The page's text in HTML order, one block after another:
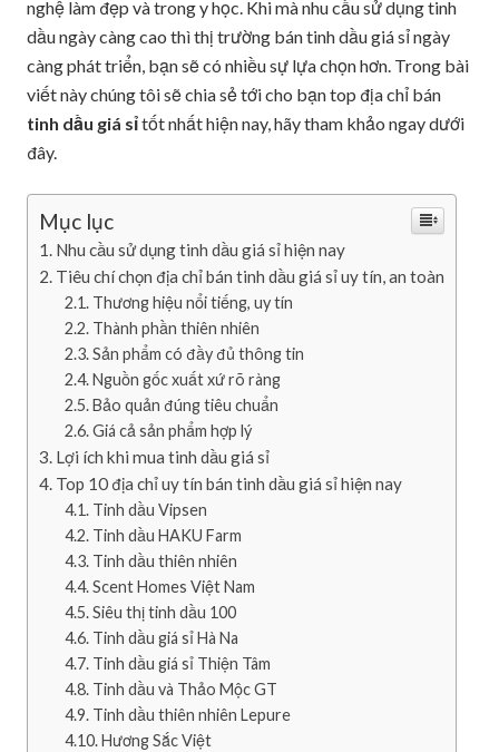
nghệ làm đẹp và trong y học. Khi mà nhu cầu sử dụng tinh
dầu ngày càng cao thì thị trường bán tinh dầu giá sỉ ngày
càng phát triển, bạn sẽ có nhiều sự lựa chọn hơn. Trong bài
viết này chúng tôi sẽ chia sẻ tới cho bạn top địa chỉ bán
tinh dầu giá sỉtốt nhất hiện nay, hãy tham khảo ngay dưới
đây.
Mục lục
Nhu cầu sử dụng tinh dầu giá sỉ hiện nay
Tiêu chí chọn địa chỉ bán tinh dầu giá sỉ uy tín, an toàn
Thương hiệu nổi tiếng, uy tín
Thành phần thiên nhiên
Sản phẩm có đầy đủ thông tin
Nguồn gốc xuất xứ rõ ràng
Bảo quản đúng tiêu chuẩn
Giá cả sản phẩm hợp lý
Lợi ích khi mua tinh dầu giá sỉ
Top 10 địa chỉ uy tín bán tinh dầu giá sỉ hiện nay
Tinh dầu Vipsen
Tinh dầu HAKU Farm
Tinh dầu thiên nhiên
Scent Homes Việt Nam
Siêu thị tinh dầu 100
Tinh dầu giá sỉ Hà Na
Tinh dầu giá sỉ Thiện Tâm
Tinh dầu và Thảo Mộc GT
Tinh dầu thiên nhiên Lepure
Hương Sắc Việt